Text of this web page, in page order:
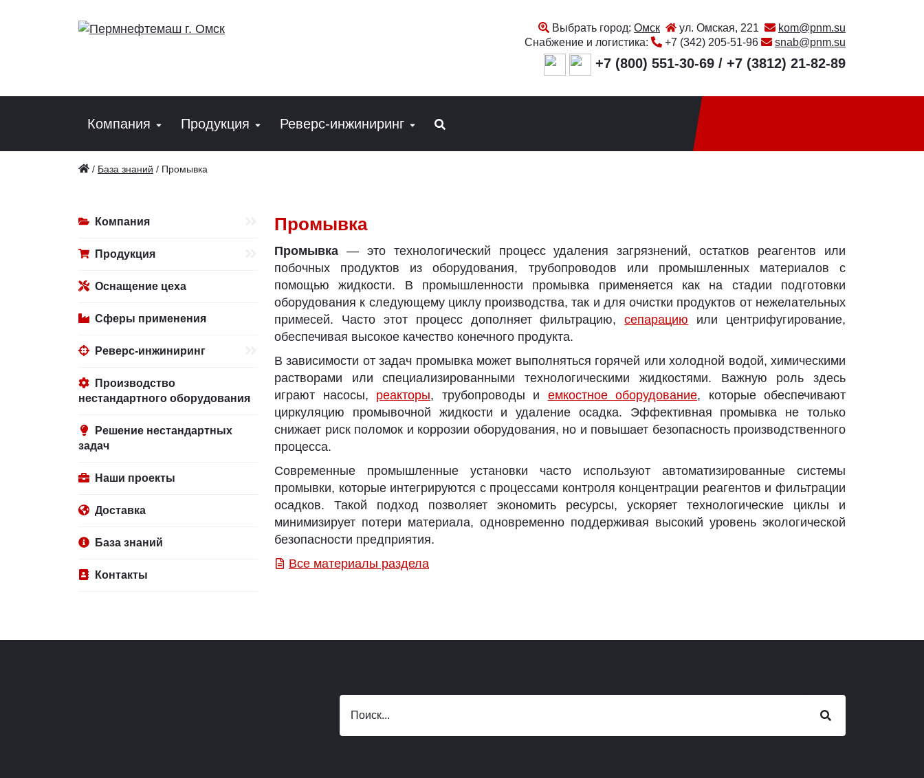
Выбрать город: Омск ул. Омская, 221
kom@pnm.su
Снабжение и логистика:
+7 (342) 205-51-96 snab@pnm.su
+7 (800) 551-30-69 / +7 (3812) 21-82-89
Компания Продукция Реверс-инжиниринг
/ База знаний / Промывка
Компания
Продукция
Оснащение цеха
Сферы применения
Реверс-инжиниринг
Производство
нестандартного оборудования
Решение нестандартных
задач
Наши проекты
Доставка
База знаний
Контакты
Промывка
Промывка — это технологический процесс удаления загрязнений, остатков реагентов или
побочных продуктов из оборудования, трубопроводов или промышленных материалов с
помощью жидкости. В промышленности промывка применяется как на стадии подготовки
оборудования к следующему циклу производства, так и для очистки продуктов от нежелательных
примесей. Часто этот процесс дополняет фильтрацию,сепарацию или центрифугирование,
обеспечивая высокое качество конечного продукта.
В зависимости от задач промывка может выполняться горячей или холодной водой, химическими
растворами или специализированными технологическими жидкостями. Важную роль здесь
играют насосы, реакторы, трубопроводы и емкостное оборудование, которые обеспечивают
циркуляцию промывочной жидкости и удаление осадка. Эффективная промывка не только
снижает риск поломок и коррозии оборудования, но и повышает безопасность производственного
процесса.
Современные промышленные установки часто используют автоматизированные системы
промывки, которые интегрируются с процессами контроля концентрации реагентов и фильтрации
осадков. Такой подход позволяет экономить ресурсы, ускоряет технологические циклы и
минимизирует потери материала, одновременно поддерживая высокий уровень экологической
безопасности предприятия.
Все материалы раздела